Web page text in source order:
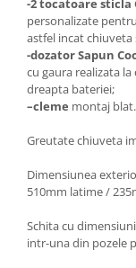
-2 tocatoare sticla
personalizate
astfel incat
-dozator Sapun
cu gaura realizata
dreapta bateriei;
–cleme montaj blat.
Greutate chiuveta
Dimensiunea
510mm latime /
Schita cu
intr-una din pozele